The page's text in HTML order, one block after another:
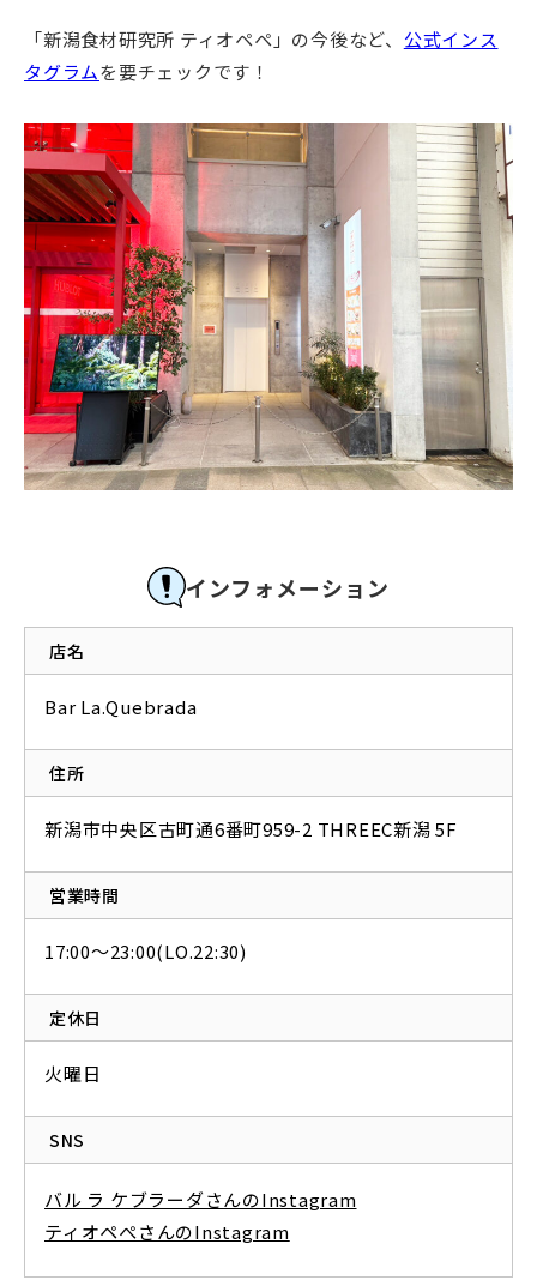
「新潟食材研究所 ティオペペ」の今後など、 公式インス
タグラムを要チェックです！
インフォメーション
店名
Bar La.Quebrada
住所
新潟市中央区古町通6番町959-2 THREEC新潟 5F
営業時間
17:00～23:00(LO.22:30)
定休日
火曜日
SNS
バル ラ ケブラーダさんのInstagram
ティオペぺさんのInstagram